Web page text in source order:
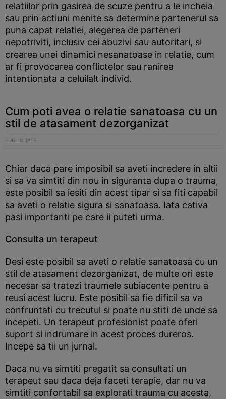
relatiilor prin gasirea de scuze pentru a le incheia
sau prin actiuni menite sa determine partenerul sa
puna capat relatiei, alegerea de parteneri
nepotriviti, inclusiv cei abuzivi sau autoritari, si
crearea unei dinamici nesanatoase in relatie, cum
ar fi provocarea conflictelor sau ranirea
intentionata a celuilalt individ.
Cum poti avea o relatie sanatoasa cu un
stil de atasament dezorganizat
Chiar daca pare imposibil sa aveti incredere in altii
si sa va simtiti din nou in siguranta dupa o trauma,
este posibil sa iesiti din acest tipar si sa fiti capabil
sa aveti o relatie sigura si sanatoasa. Iata cativa
pasi importanti pe care ii puteti urma.
Consulta un terapeut
Desi este posibil sa aveti o relatie sanatoasa cu un
stil de atasament dezorganizat, de multe ori este
necesar sa tratezi traumele subiacente pentru a
reusi acest lucru. Este posibil sa fie dificil sa va
confruntati cu trecutul si poate nu stiti de unde sa
incepeti. Un terapeut profesionist poate oferi
suport si indrumare in acest proces dureros.
Incepe sa tii un jurnal.
Daca nu va simtiti pregatit sa consultati un
terapeut sau daca deja faceti terapie, dar nu va
simtiti confortabil sa explorati trauma cu acesta,